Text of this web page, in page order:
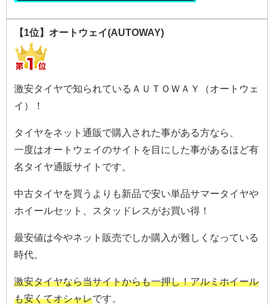
【1位】オートウェイ(AUTOWAY)
激安タイヤで知られているＡＵＴＯＷＡＹ（オートウェ
イ）！
タイヤをネット通販で購入された事がある方なら、
一度はオートウェイのサイトを目にした事があるほど有
名タイヤ通販サイトです。
中古タイヤを買うよりも新品で安い単品サマータイヤや
ホイールセット、スタッドレスがお買い得！
最安値は今やネット販売でしか購入が難しくなっている
時代。
激安タイヤなら当サイトからも一押し！アルミホイール
も安くてオシャレです。